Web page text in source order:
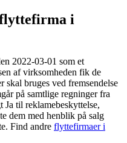
i
2022-03-01 som et
af virksomheden fik de
bruges ved fremsendelse
på samtlige regninger fra
Ja til reklamebeskyttelse,
dem med henblik på salg
Find andre flyttefirmaer i